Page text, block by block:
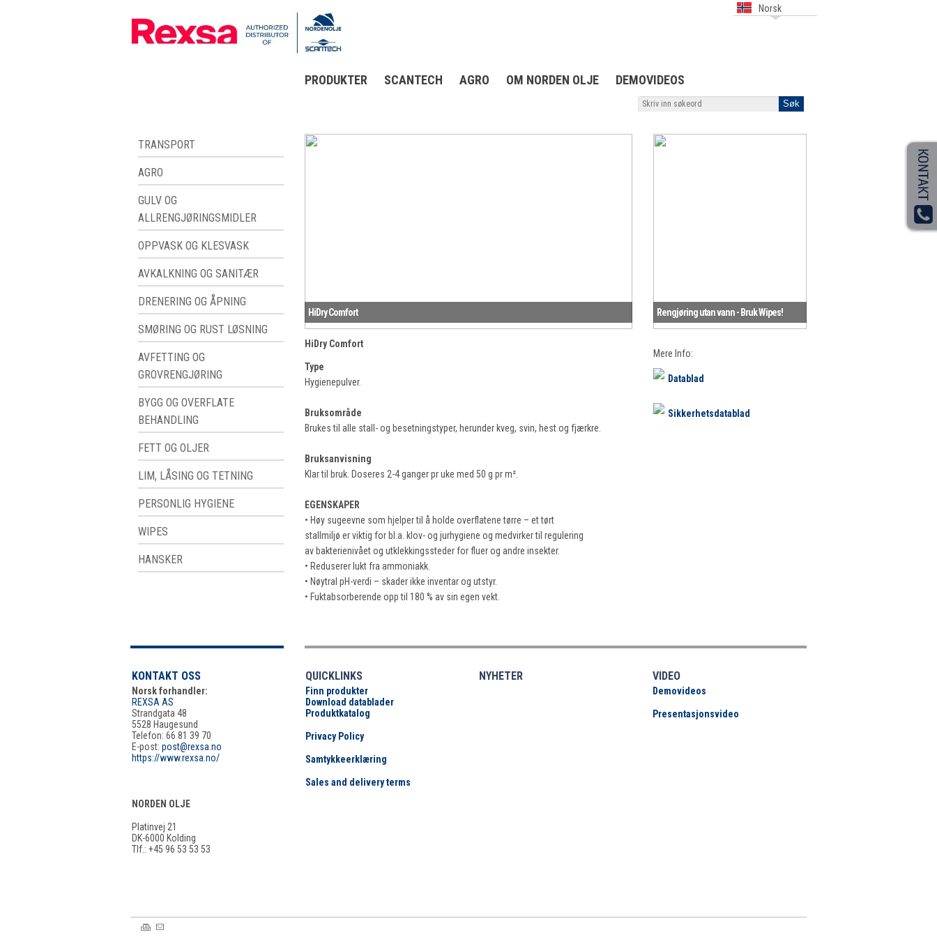
Norsk
PRODUKTER SCANTECH AGRO OM NORDEN OLJE DEMOVIDEOS
TRANSPORT
AGRO
GULV OG
ALLRENGJØRINGSMIDLER
OPPVASK OG KLESVASK
AVKALKNING OG SANITÆR
DRENERING OG ÅPNING
SMØRING OG RUST LØSNING
AVFETTING OG
GROVRENGJØRING
BYGG OG OVERFLATE
BEHANDLING
FETT OG OLJER
LIM, LÅSING OG TETNING
PERSONLIG HYGIENE
WIPES
HANSKER
HiDry Comfort
HiDry Comfort
Type
Hygienepulver.
Bruksområde
Brukes til alle stall- og besetningstyper, herunder kveg, svin, hest og fjærkre.
Bruksanvisning
Klar til bruk. Doseres 2-4 ganger pr uke med 50 g pr m².
EGENSKAPER
• Høy sugeevne som hjelper til å holde overflatene tørre – et tørt
stallmiljø er viktig for bl.a. klov- og jurhygiene og medvirker til regulering
av bakterienivået og utklekkingssteder for fluer og andre insekter.
• Reduserer lukt fra ammoniakk.
• Nøytral pH-verdi – skader ikke inventar og utstyr.
• Fuktabsorberende opp til 180 % av sin egen vekt.
Rengjøring utan vann - Bruk Wipes!
Mere Info:
Datablad
Sikkerhetsdatablad
KONTAKT OSS
Norsk forhandler:
REXSA AS
Strandgata 48
5528 Haugesund
Telefon: 66 81 39 70
E-post: post@rexsa.no
https://www.rexsa.no/
NORDEN OLJE
Platinvej 21
DK-6000 Kolding
Tlf.: +45 96 53 53 53
QUICKLINKS
Finn produkter
Download datablader
Produktkatalog
Privacy Policy
Samtykkeerklæring
Sales and delivery terms
NYHETER VIDEO
Demovideos
Presentasjonsvideo